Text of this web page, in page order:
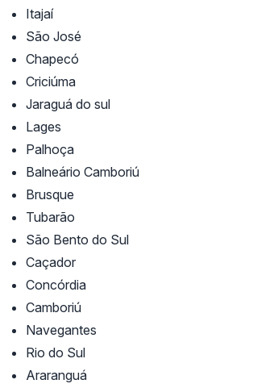
Itajaí
São José
Chapecó
Criciúma
Jaraguá do sul
Lages
Palhoça
Balneário Camboriú
Brusque
Tubarão
São Bento do Sul
Caçador
Concórdia
Camboriú
Navegantes
Rio do Sul
Araranguá